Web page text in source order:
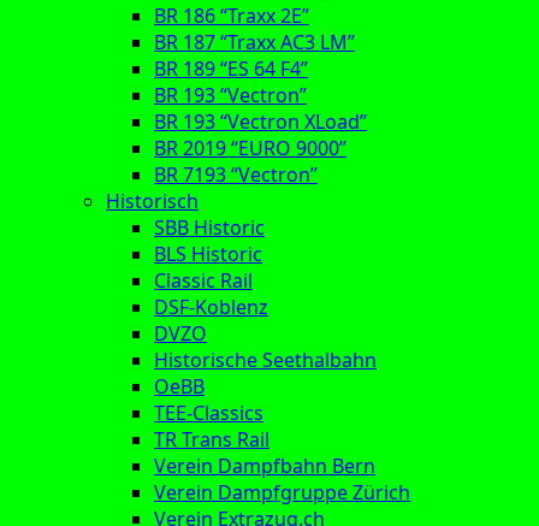
BR 186 “Traxx 2E”
BR 187 “Traxx AC3 LM”
BR 189 “ES 64 F4”
BR 193 “Vectron”
BR 193 “Vectron XLoad”
BR 2019 “EURO 9000”
BR 7193 “Vectron”
Historisch
SBB Historic
BLS Historic
Classic Rail
DSF-Koblenz
DVZO
Historische Seethalbahn
OeBB
TEE-Classics
TR Trans Rail
Verein Dampfbahn Bern
Verein Dampfgruppe Zürich
Verein Extrazug.ch